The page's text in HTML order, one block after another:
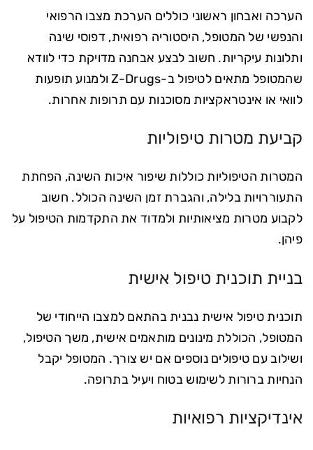
הערכה ואבחון ראשוני כוללים הערכת מצבו הרפואי
והנפשי של המטופל, היסטוריה רפואית, דפוסי שינה
ותלונות עיקריות. חשוב לבצע אבחנה מדויקת כדי לוודא
שהמטופל מתאים לטיפול ב-Z-Drugs ולמנוע תופעות
לוואי או אינטראקציות מסוכנות עם תרופות אחרות.
קביעת מטרות טיפוליות
המטרות הטיפוליות כוללות שיפור איכות השינה, הפחתת
התעוררויות בלילה, והגברת זמן השינה הכולל. חשוב
לקבוע מטרות מציאותיות ולמדוד את התקדמות הטיפול על
פיהן.
בניית תוכנית טיפול אישית
תוכנית טיפול אישית נבנית בהתאם למצבו הייחודי של
המטופל, הכוללת מינונים מותאמים אישית, משך הטיפול,
ושילוב עם טיפולים נוספים אם יש צורך. המטופל יקבל
הנחיות ברורות לשימוש בטוח ויעיל בתרופה.
אינדיקציות רפואיות